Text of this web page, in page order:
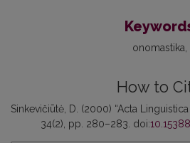
onomastika
How to
Sinkevičiūtė, D. (2000) “Acta Linguistica
34(2), pp. 280–283. doi: